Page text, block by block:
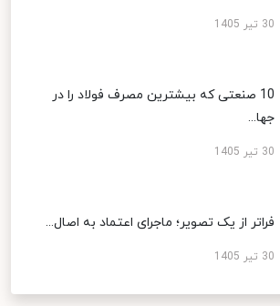
30 تیر 1405
10 صنعتی که بیشترین مصرف فولاد را در
جها...
30 تیر 1405
فراتر از یک تصویر؛ ماجرای اعتماد به اصال...
30 تیر 1405